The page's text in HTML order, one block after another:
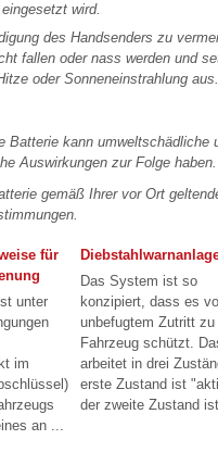
wird.
des Handsenders zu
fallen oder nass werden und
oder Sonneneinstrahlung aus.
Batterie kann umweltschädliche
Auswirkungen zur Folge haben.
gemäß Ihrer vor Ort
für
unter
im
an ...
Das System ist so
konzipiert, dass es
unbefugtem Zutritt zu
Fahrzeug schützt.
arbeitet in drei
erste Zustand ist
der zweite Zustand